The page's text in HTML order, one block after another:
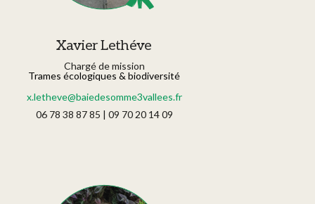
Xavier Lethéve
Chargé de mission
Trames écologiques & biodiversité
x.letheve@baiedesomme3vallees.fr
06 78 38 87 85 | 09 70 20 14 09